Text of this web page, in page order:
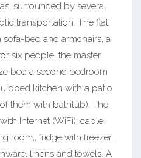
surrounded by several
transportation. The flat
bed and armchairs, a
six people, the master
bed a second bedroom
kitchen with a patio
them with bathtub). The
Internet (WiFi), cable
room,, fridge with freezer,
linens and towels. A